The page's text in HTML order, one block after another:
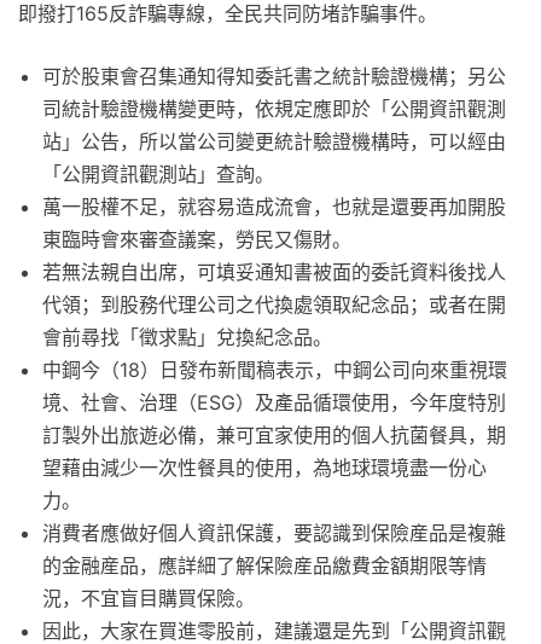
即撥打165反詐騙專線，全民共同防堵詐騙事件。
可於股東會召集通知得知委託書之統計驗證機構；另公
司統計驗證機構變更時，依規定應即於「公開資訊觀測
站」公告，所以當公司變更統計驗證機構時，可以經由
「公開資訊觀測站」查詢。
萬一股權不足，就容易造成流會，也就是還要再加開股
東臨時會來審查議案，勞民又傷財。
若無法親自出席，可填妥通知書被面的委託資料後找人
代領；到股務代理公司之代換處領取紀念品；或者在開
會前尋找「徵求點」兌換紀念品。
中鋼今（18）日發布新聞稿表示，中鋼公司向來重視環
境、社會、治理（ESG）及產品循環使用，今年度特別
訂製外出旅遊必備，兼可宜家使用的個人抗菌餐具，期
望藉由減少一次性餐具的使用，為地球環境盡一份心
力。
消費者應做好個人資訊保護，要認識到保險産品是複雜
的金融産品，應詳細了解保險産品繳費金額期限等情
況，不宜盲目購買保險。
因此，大家在買進零股前，建議還是先到「公開資訊觀